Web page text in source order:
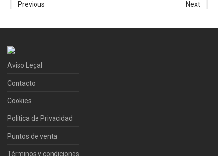
Previous Next
Aviso Legal
Contacto
Cookies
Política de Privacidad
Puntos de venta
Términos y condiciones